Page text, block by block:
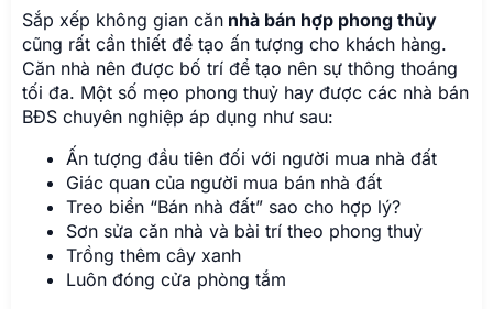
Sắp xếp không gian căn nhà bán hợp phong thủy
cũng rất cần thiết để tạo ấn tượng cho khách hàng.
Căn nhà nên được bố trí để tạo nên sự thông thoáng
tối đa. Một số mẹo phong thuỷ hay được các nhà bán
BĐS chuyên nghiệp áp dụng như sau:
Ấn tượng đầu tiên đối với người mua nhà đất
Giác quan của người mua bán nhà đất
Treo biển “Bán nhà đất” sao cho hợp lý?
Sơn sửa căn nhà và bài trí theo phong thuỷ
Trồng thêm cây xanh
Luôn đóng cửa phòng tắm